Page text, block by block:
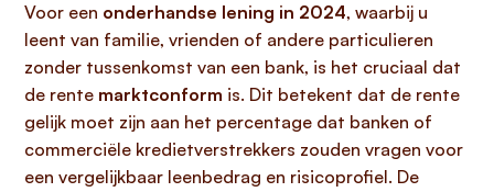
Voor een onderhandse lening in 2024, waarbij u
leent van familie, vrienden of andere particulieren
zonder tussenkomst van een bank, is het cruciaal dat
de rente marktconform is. Dit betekent dat de rente
gelijk moet zijn aan het percentage dat banken of
commerciële kredietverstrekkers zouden vragen voor
een vergelijkbaar leenbedrag en risicoprofiel. De